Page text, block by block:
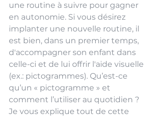
une routine à suivre pour gagner
en autonomie. Si vous désirez
implanter une nouvelle routine, il
est bien, dans un premier temps,
d'accompagner son enfant dans
celle-ci et de lui offrir l'aide visuelle
(ex.: pictogrammes). Qu’est-ce
qu’un « pictogramme » et
comment l’utiliser au quotidien ?
Je vous explique tout de cette